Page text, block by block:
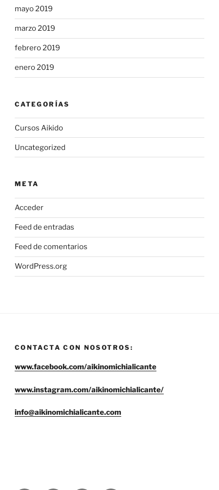
mayo 2019
marzo 2019
febrero 2019
enero 2019
CATEGORÍAS
Cursos Aikido
Uncategorized
META
Acceder
Feed de entradas
Feed de comentarios
WordPress.org
CONTACTA CON NOSOTROS:
www.facebook.com/aikinomichialicante
www.instagram.com/aikinomichialicante/
info@aikinomichialicante.com